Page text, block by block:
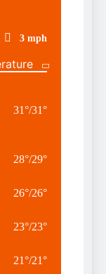
3 mph
31°/31°
28°/29°
26°/26°
23°/23°
21°/21°